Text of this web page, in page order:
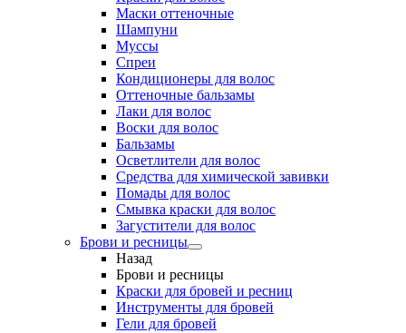
Маски оттеночные
Шампуни
Муссы
Спреи
Кондиционеры для волос
Оттеночные бальзамы
Лаки для волос
Воски для волос
Бальзамы
Осветлители для волос
Средства для химической завивки
Помады для волос
Смывка краски для волос
Загустители для волос
Брови и ресницы
Назад
Брови и ресницы
Краски для бровей и ресниц
Инструменты для бровей
Гели для бровей